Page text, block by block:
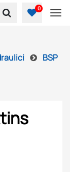
0
BSP